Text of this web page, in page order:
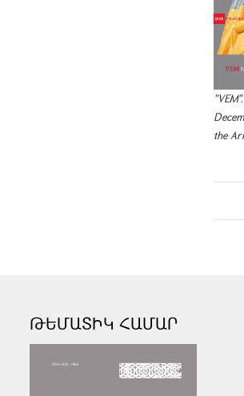
the
ԹԵՄԱՏԻԿ ՀԱՄԱՐ